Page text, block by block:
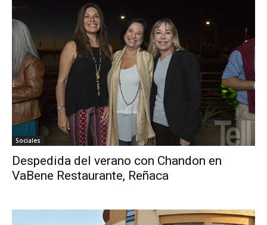
Sociales
Despedida del verano con Chandon en
VaBene Restaurante, Reñaca